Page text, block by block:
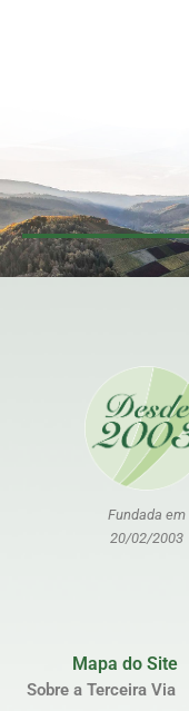
Fundada em
20/02/2003
Mapa do Site
Sobre a Terceira Via